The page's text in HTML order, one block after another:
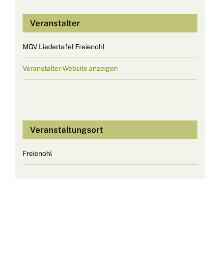
Veranstalter
MGV Liedertafel Freienohl
Veranstalter-Website anzeigen
Veranstaltungsort
Freienohl